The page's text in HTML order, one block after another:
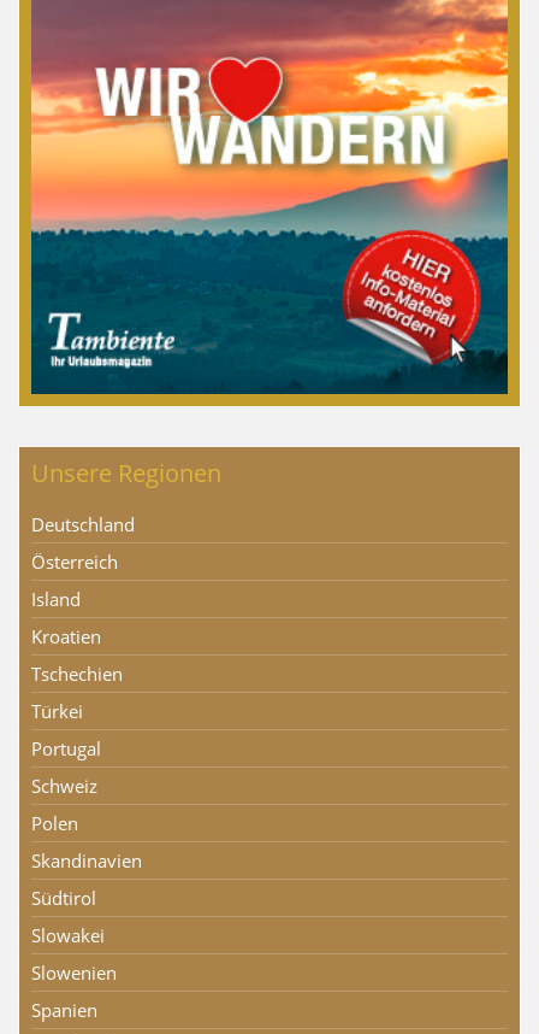
Unsere Regionen
Deutschland
Österreich
Island
Kroatien
Tschechien
Türkei
Portugal
Schweiz
Polen
Skandinavien
Südtirol
Slowakei
Slowenien
Spanien